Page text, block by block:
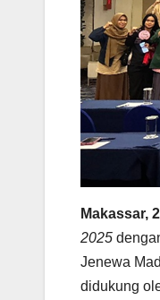
Makassar,
2025
Jenewa
didukung